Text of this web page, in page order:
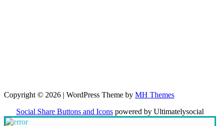
Copyright © 2026 | WordPress Theme by MH Themes
Social Share Buttons and Icons powered by Ultimatelysocial